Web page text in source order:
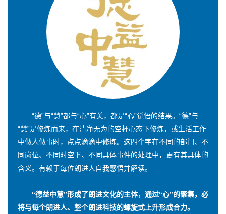
“德”与“慧”都与“心”有关，都是“心”觉悟的结果。“德”与
“慧”是修炼而来，在清净无为的空杯心态下修炼，或生活工作
中做人做事时，点点滴滴中修炼。这四个字在不同的部门、不
同岗位、不同时空下、不同具体事件的处理中，更有其具体的
含义。有赖于每位朗进人自我感悟并解读。
“德益中慧”形成了朗进文化的主体，通过“心”的聚集，必
将与每个朗进人、整个朗进科技的螺旋式上升形成合力。